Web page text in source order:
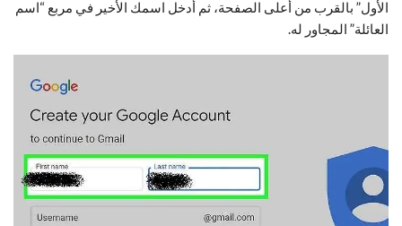
الأول” بالقرب من أعلى الصفحة، ثم أدخل اسمك الأخير في مربع “اسم
العائلة” المجاور له.